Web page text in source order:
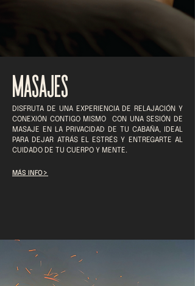
MASAJES
DISFRUTA DE UNA EXPERIENCIA DE RELAJACIÓN Y
CONEXIÓN CONTIGO MISMO CON UNA SESIÓN DE
MASAJE EN LA PRIVACIDAD DE TU CABAÑA, IDEAL
PARA DEJAR ATRÁS EL ESTRÉS Y ENTREGARTE AL
CUIDADO DE TU CUERPO Y MENTE.
MÁS INFO>